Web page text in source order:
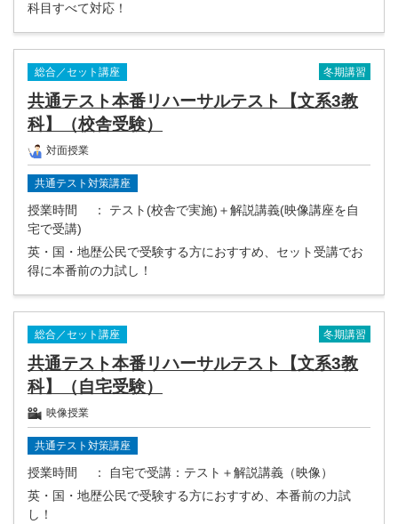
科目すべて対応！
総合／セット講座 冬期講習
共通テスト本番リハーサルテスト【文系3教
科】（校舎受験）
対面授業
共通テスト対策講座
授業時間
： テスト(校舎で実施)＋解説講義(映像講座を自
宅で受講)
英・国・地歴公民で受験する方におすすめ、セット受講でお
得に本番前の力試し！
総合／セット講座 冬期講習
共通テスト本番リハーサルテスト【文系3教
科】（自宅受験）
映像授業
共通テスト対策講座
授業時間
： 自宅で受講：テスト＋解説講義（映像）
英・国・地歴公民で受験する方におすすめ、本番前の力試
し！